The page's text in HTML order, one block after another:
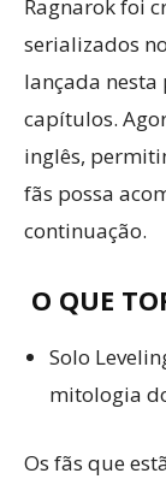
Ragnarok foi
serializados
lançada
capítulos.
inglês,
fãs possa
continuação.
O QUE
Solo
mitologia
Os fãs que